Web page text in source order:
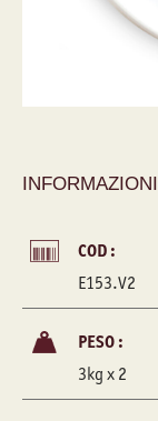
INFORMAZIONI
COD :
E153.V2
PESO :
3kg x 2